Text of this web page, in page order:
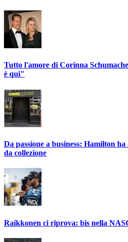
Tutto l'amore di Corinna
è qui"
Da passione a business: Hamilton
da collezione
Raikkonen ci riprova: bis nella